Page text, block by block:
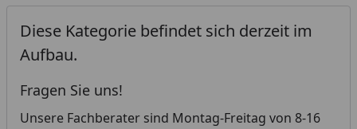
Diese Kategorie befindet sich derzeit im
Aufbau.
Fragen Sie uns!
Unsere Fachberater sind Montag-Freitag von 8-16